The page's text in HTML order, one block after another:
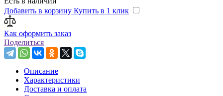
Добавить в корзину Купить в 1 клик
Как оформить заказ
Поделиться
Описание
Характеристики
Доставка и оплата